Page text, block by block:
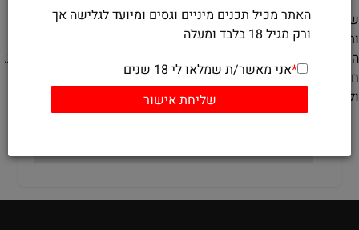
שיבארי הוא אמנות מרהיבה ומרגשת שמחברת בין שליטה, אסתטיקה
ותחושות רגשיות עמוקות. עם התרגול הנכון, כל אחד יכול ללמוד את
הטכניקות הבסיסיות ולבנות חוויות מיניות ורגשיות עשירות ומספקות.
חשוב לשמור על כללי בטיחות ותקשורת, ולהיות קשובים לצרכים
ולגבולות של כל הצדדים המעורבים.
האתר מכיל תכנים מיניים וגסים ומיועד לגלישה אך
ורק מגיל 18 בלבד ומעלה
*אני מאשר/ת שמלאו לי 18 שנים